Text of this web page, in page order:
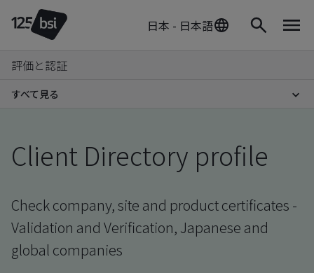
日本 - 日本語
評価と認証
すべて見る
Client Directory profile
Check company, site and product certificates -
Validation and Verification, Japanese and
global companies